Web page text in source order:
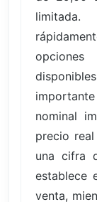
limitada.
opciones
nominal
precio
una cifra
establece
venta,